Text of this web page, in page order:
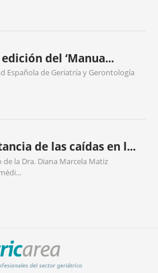
del ‘Manua...
Española de Geriatría y Gerontología
de las caídas en l...
de la Dra. Diana Marcela Matiz